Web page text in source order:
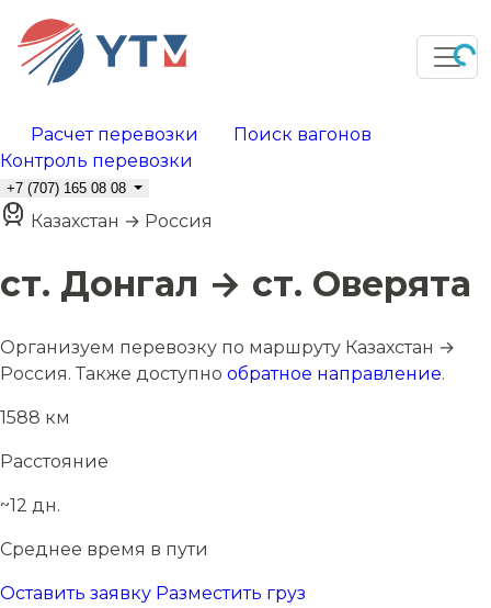
Расчет перевозки
Поиск вагонов
Контроль перевозки
+7 (707) 165 08 08
Казахстан → Россия
ст. Донгал → ст. Оверята
Организуем перевозку по маршруту Казахстан →
Россия. Также доступно обратное направление.
1588 км
Расстояние
~12 дн.
Среднее время в пути
Оставить заявку Разместить груз